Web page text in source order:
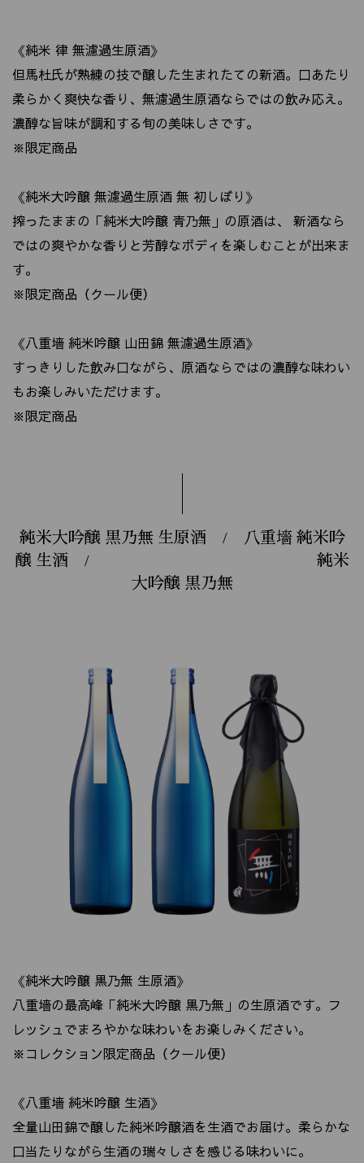
《純米 律 無濾過生原酒》
但馬杜氏が熟練の技で醸した生まれたての新酒。口あたり
柔らかく爽快な香り、無濾過生原酒ならではの飲み応え。
濃醇な旨味が調和する旬の美味しさです。
※限定商品
《純米大吟醸 無濾過生原酒 無 初しぼり》
搾ったままの「純米大吟醸 青乃無」の原酒は、 新酒なら
ではの爽やかな香りと芳醇なボディを楽しむことが出来ま
す。
※限定商品（クール便）
《八重墻 純米吟醸 山田錦 無濾過生原酒》
すっきりした飲み口ながら、原酒ならではの濃醇な味わい
もお楽しみいただけます。
※限定商品
純米大吟醸 黒乃無 生原酒 / 八重墻 純米吟
醸 生酒 / 純米
大吟醸 黒乃無
《純米大吟醸 黒乃無 生原酒》
八重墻の最高峰「純米大吟醸 黒乃無」の生原酒です。フ
レッシュでまろやかな味わいをお楽しみください。
※コレクション限定商品（クール便）
《八重墻 純米吟醸 生酒》
全量山田錦で醸した純米吟醸酒を生酒でお届け。柔らかな
口当たりながら生酒の瑞々しさを感じる味わいに。